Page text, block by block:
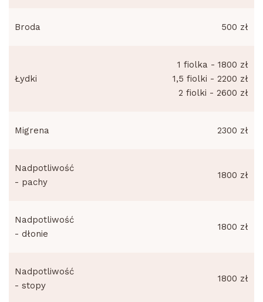
Broda 500 zł
Łydki
1 fiolka - 1800 zł
1,5 fiolki - 2200 zł
2 fiolki - 2600 zł
Migrena 2300 zł
Nadpotliwość
- pachy
1800 zł
Nadpotliwość
- dłonie
1800 zł
Nadpotliwość
- stopy
1800 zł